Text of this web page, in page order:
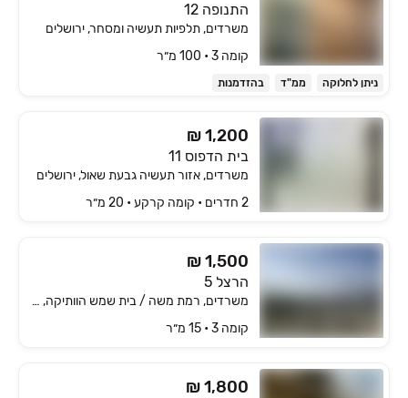
התנופה 12
משרדים, תלפיות תעשיה ומסחר, ירושלים
קומה ‎3‏ • 100 מ״ר
ניתן לחלוקה ממ"ד בהזדמנות
₪ 1,200
בית הדפוס 11
משרדים, אזור תעשיה גבעת שאול, ירושלים
2 חדרים • קומה ‎קרקע‏ • 20 מ״ר
₪ 1,500
הרצל 5
משרדים, רמת משה / בית שמש הוותיקה, בית שמש
קומה ‎3‏ • 15 מ״ר
₪ 1,800